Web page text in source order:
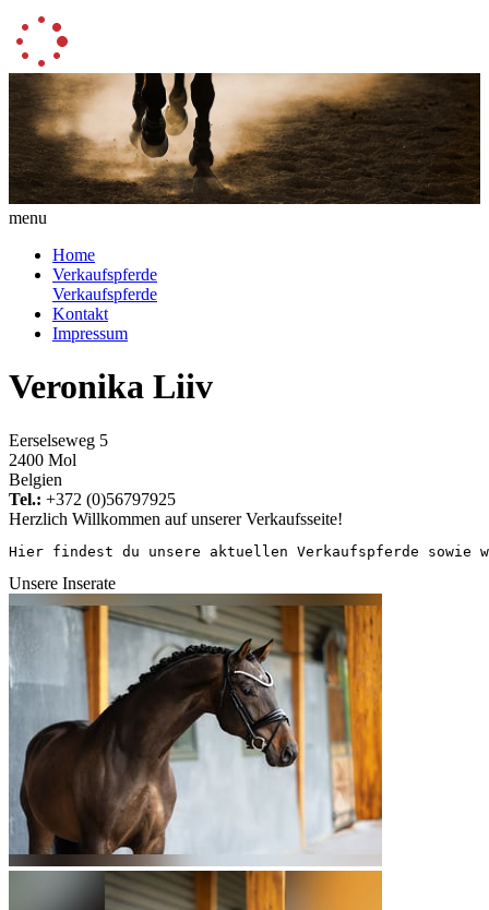
menu
Home
Verkaufspferde
Verkaufspferde
Kontakt
Impressum
Veronika Liiv
Eerselseweg 5
2400 Mol
Belgien
Tel.: +372 (0)56797925
Herzlich Willkommen auf unserer Verkaufsseite!
Hier findest du unsere aktuellen Verkaufspferde sowie
Unsere Inserate